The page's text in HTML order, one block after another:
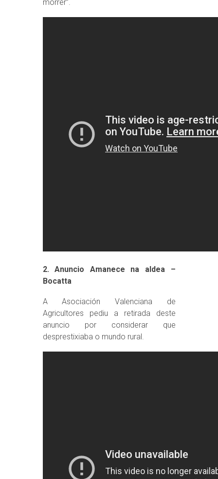
morrer”.
2. Anuncio Amanece na aldea –
Bocatta
A Asociación Valenciana de
Agricultores pediu a retirada deste
anuncio por considerar que
desprestixiaba o mundo rural.